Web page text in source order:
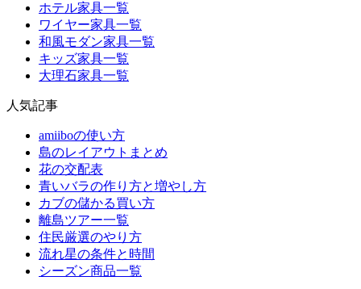
ホテル家具一覧
ワイヤー家具一覧
和風モダン家具一覧
キッズ家具一覧
大理石家具一覧
人気記事
amiiboの使い方
島のレイアウトまとめ
花の交配表
青いバラの作り方と増やし方
カブの儲かる買い方
離島ツアー一覧
住民厳選のやり方
流れ星の条件と時間
シーズン商品一覧